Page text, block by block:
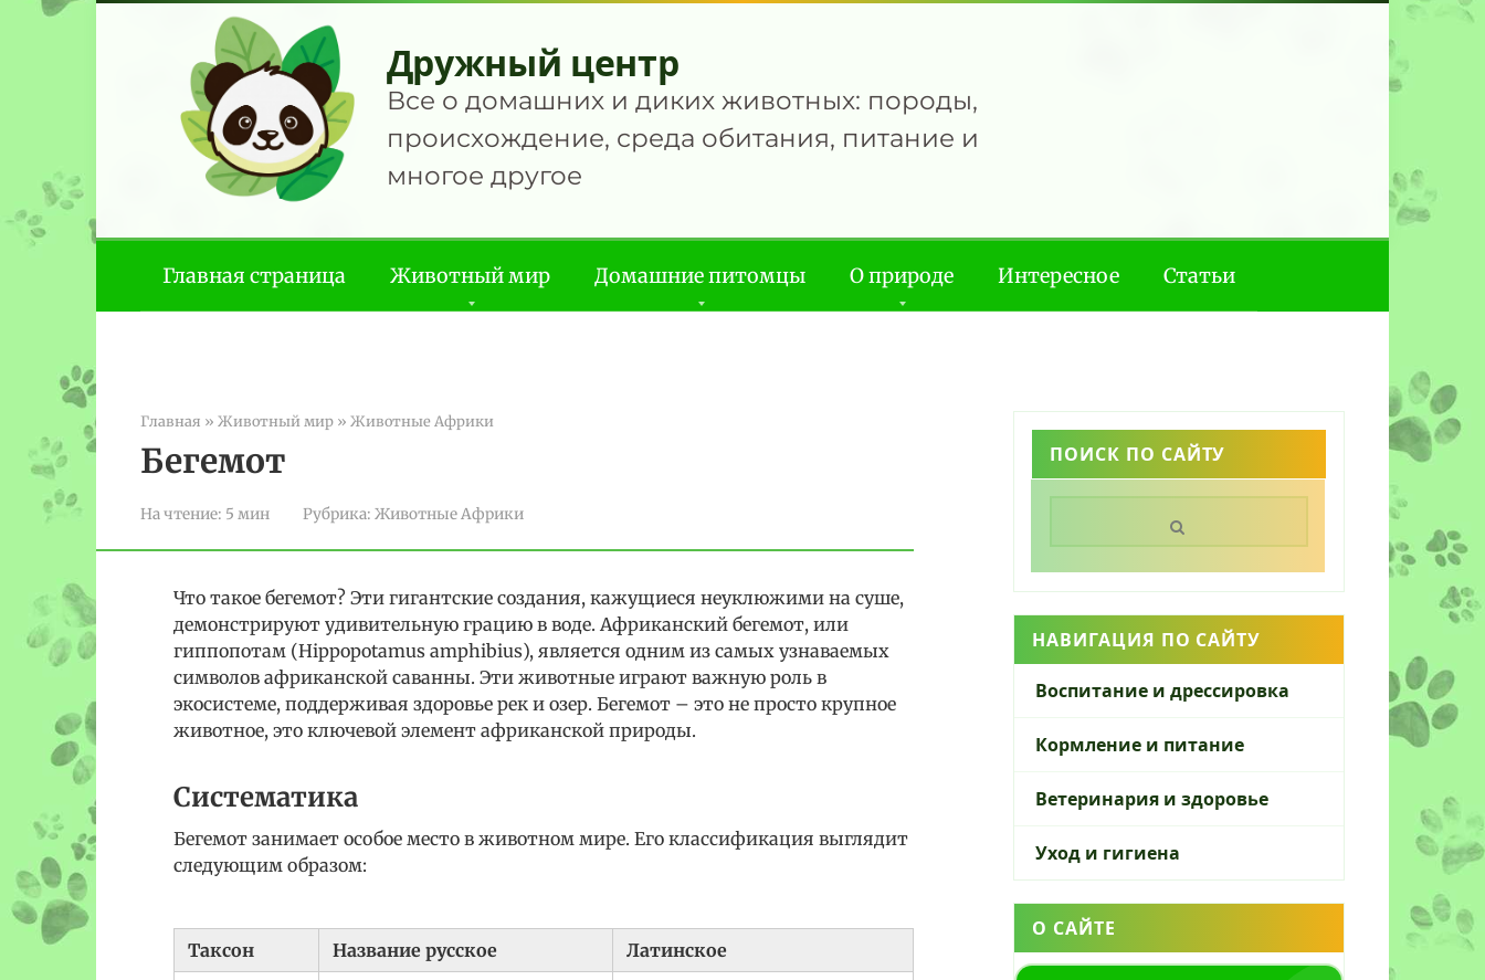
Перейти
Дружный центр
Все о домашних и диких животных: породы,
происхождение, среда обитания, питание и
многое другое
Главная страница Животный мир Домашние питомцы О природе Интересное Статьи
Главная » Животный мир » Животные Африки
Бегемот
На чтение: 5 мин Рубрика: Животные Африки
Что такое бегемот? Эти гигантские создания, кажущиеся неуклюжими на суше,
демонстрируют удивительную грацию в воде. Африканский бегемот, или
гиппопотам (Hippopotamus amphibius), является одним из самых узнаваемых
символов африканской саванны. Эти животные играют важную роль в
экосистеме, поддерживая здоровье рек и озер. Бегемот – это не просто крупное
животное, это ключевой элемент африканской природы.
Систематика
Бегемот занимает особое место в животном мире. Его классификация выглядит
следующим образом:
Таксон Название русское
Латинское
ПОИСК ПО САЙТУ
НАВИГАЦИЯ ПО САЙТУ
Воспитание и дрессировка
Кормление и питание
Ветеринария и здоровье
Уход и гигиена
О САЙТЕ